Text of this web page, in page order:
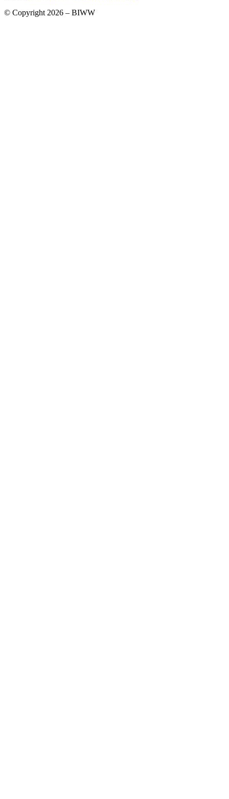
© Copyright 2026 – BIWW